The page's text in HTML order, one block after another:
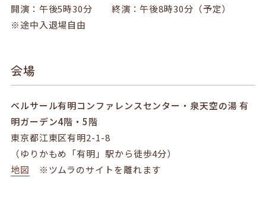
開演：午後5時30分 終演：午後8時30分（予定）
※途中入退場自由
会場
ベルサール有明コンファレンスセンター・泉天空の湯 有
明ガーデン4階・5階
東京都江東区有明2-1-8
（ゆりかもめ「有明」駅から徒歩4分）
地図 ※ツムラのサイトを離れます